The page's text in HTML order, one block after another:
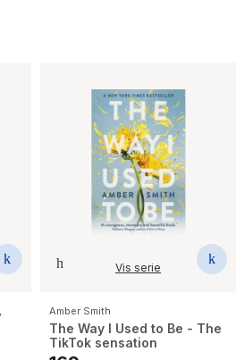
Vis serie
Amber Smith
The Way I Used to Be - The
TikTok sensation